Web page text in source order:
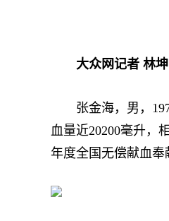
大众网记者 林
张金海，男，1974
血量近20200毫升，
年度全国无偿献血奉